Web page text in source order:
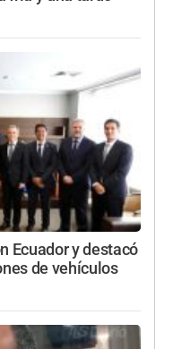
Ecuador y destacó
de vehículos